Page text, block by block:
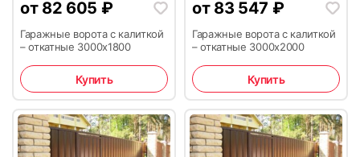
от 82 605 ₽
Гаражные ворота с калиткой
– откатные 3000х1800
Купить
от 83 547 ₽
Гаражные ворота с калиткой
– откатные 3000х2000
Купить